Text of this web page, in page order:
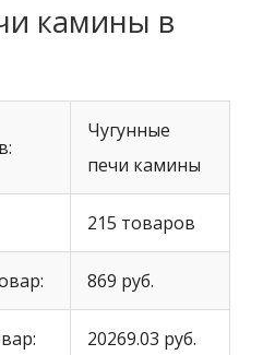
камины в
Чугунные
печи камины
215 товаров
869 руб.
20269.03 руб.